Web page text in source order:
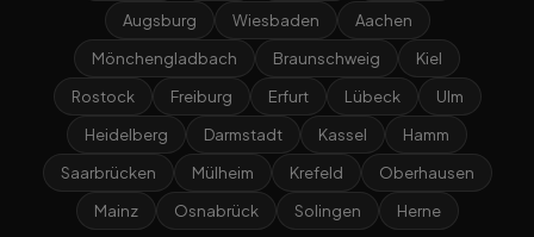
Augsburg
Wiesbaden
Aachen
Mönchengladbach
Braunschweig
Kiel
Rostock
Freiburg Erfurt Lübeck
Ulm
Heidelberg
Darmstadt Kassel
Hamm
Saarbrücken
Mülheim Krefeld
Oberhausen
Mainz
Osnabrück Solingen Herne